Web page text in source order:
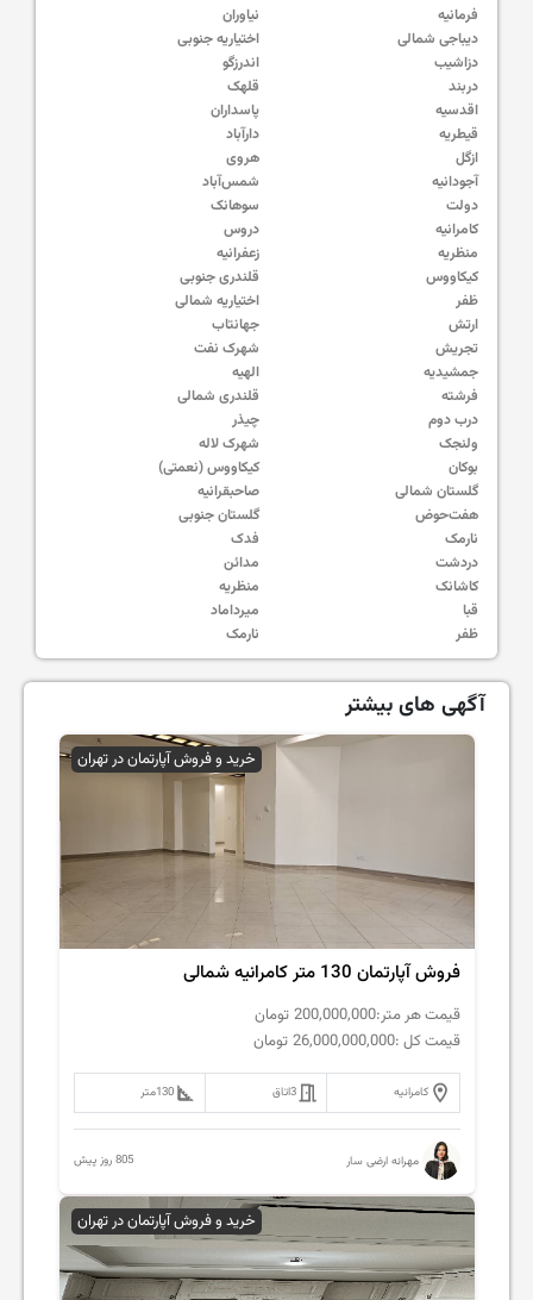
فرمانیه
نیاوران
دیباجی شمالی
اختیاریه جنوبی
دزاشیب
اندرزگو
دربند
قلهک
اقدسیه
پاسداران
قیطریه
دارآباد
ازگل
هروی
آجودانیه
شمس‌آباد
دولت
سوهانک
کامرانیه
دروس
منظریه
زعفرانیه
کیکاووس
قلندری جنوبی
ظفر
اختیاریه شمالی
ارتش
جهانتاب
تجریش
شهرک نفت
جمشیدیه
الهیه
فرشته
قلندری شمالی
درب دوم
چیذر
ولنجک
شهرک لاله
بوکان
کیکاووس (نعمتی)
گلستان شمالی
صاحبقرانیه
هفت‌حوض
گلستان جنوبی
نارمک
فدک
دردشت
مدائن
کاشانک
منظریه
قبا
میرداماد
ظفر
نارمک
آگهی های بیشتر
خرید و فروش آپارتمان در تهران
فروش آپارتمان 130 متر کامرانیه شمالی
قیمت هر متر:200,000,000 تومان
قیمت کل :26,000,000,000 تومان
کامرانیه 3اتاق 130متر
مهرانه ارضی سار 805 روز پیش
خرید و فروش آپارتمان در تهران